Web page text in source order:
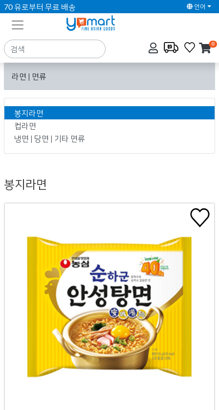
70 유로부터 무료 배송 언어
0
라면 | 면류
봉지라면
컵라면
냉면 | 당면 | 기타 면류
봉지라면